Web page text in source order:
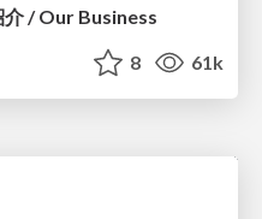
/ Our Business
8 61k